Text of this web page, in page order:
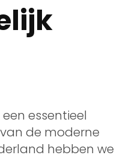
essentieel
de moderne
hebben we